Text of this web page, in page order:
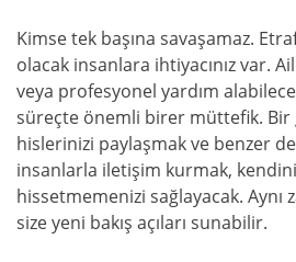
Kimse tek başına savaşamaz.
olacak insanlara ihtiyacınız var.
veya profesyonel yardım
süreçte önemli birer müttefik.
hislerinizi paylaşmak ve benzer
insanlarla iletişim kurmak,
hissetmemenizi sağlayacak. Aynı
size yeni bakış açıları sunabilir.